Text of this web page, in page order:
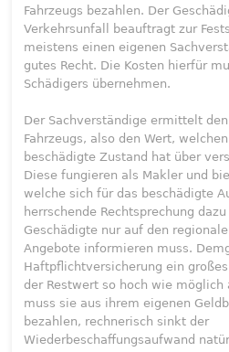
Fahrzeugs bezahlen. Der
Verkehrsunfall beauftragt zur
meistens einen eigenen
gutes Recht. Die Kosten hierfür
Schädigers übernehmen.
Der Sachverständige ermittelt
Fahrzeugs, also den Wert,
beschädigte Zustand hat über
Diese fungieren als Makler und
welche sich für das beschädigte
herrschende Rechtsprechung
Geschädigte nur auf den
Angebote informieren muss.
Haftpflichtversicherung ein
der Restwert so hoch wie möglich
muss sie aus ihrem eigenen
bezahlen, rechnerisch sinkt der
Wiederbeschaffungsaufwand